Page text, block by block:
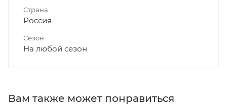
Страна
Россия
Сезон
На любой сезон
Вам также может понравиться